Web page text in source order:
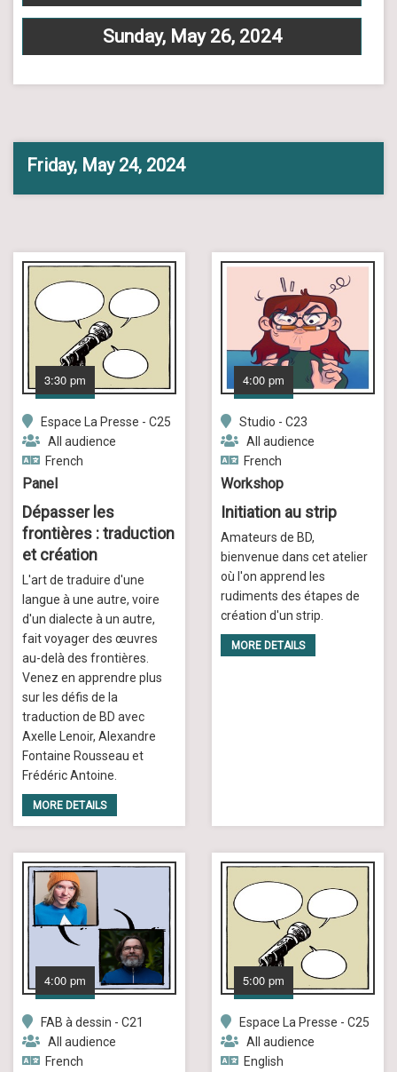
Sunday, May 26, 2024
Friday, May 24, 2024
3:30 pm
Espace La Presse - C25
All audience
French
Panel
Dépasser les
frontières : traduction
et création
L'art de traduire d'une
langue à une autre, voire
d'un dialecte à un autre,
fait voyager des œuvres
au-delà des frontières.
Venez en apprendre plus
sur les défis de la
traduction de BD avec
Axelle Lenoir, Alexandre
Fontaine Rousseau et
Frédéric Antoine.
MORE DETAILS
4:00 pm
Studio - C23
All audience
French
Workshop
Initiation au strip
Amateurs de BD,
bienvenue dans cet atelier
où l'on apprend les
rudiments des étapes de
création d'un strip.
MORE DETAILS
4:00 pm
FAB à dessin - C21
All audience
French
5:00 pm
Espace La Presse - C25
All audience
English